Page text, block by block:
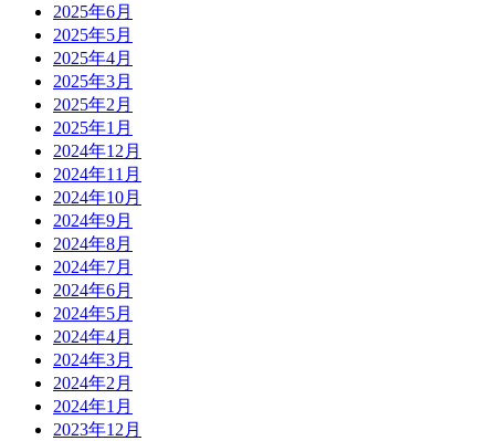
2025年6月
2025年5月
2025年4月
2025年3月
2025年2月
2025年1月
2024年12月
2024年11月
2024年10月
2024年9月
2024年8月
2024年7月
2024年6月
2024年5月
2024年4月
2024年3月
2024年2月
2024年1月
2023年12月